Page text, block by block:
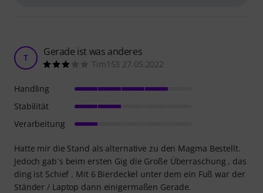
T Gerade ist was anderes
Tim153 27.05.2022
Hatte mir die Stand als alternative zu den Magma Bestellt.
Jedoch gab´s beim ersten Gig die Große Überraschung , das
ding ist Schief . Mit 6 Bierdeckel unter dem ein Fuß war der
Ständer / Laptop dann einigermaßen Gerade.
Handling
Stabilität
Verarbeitung